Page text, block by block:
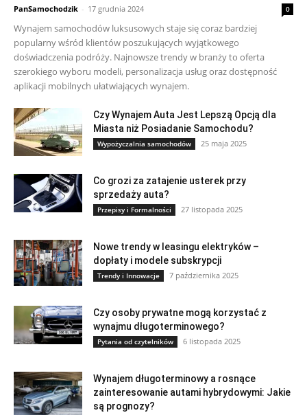
PanSamochodzik - 17 grudnia 2024 0
Wynajem samochodów luksusowych staje się coraz bardziej
popularny wśród klientów poszukujących wyjątkowego
doświadczenia podróży. Najnowsze trendy w branży to oferta
szerokiego wyboru modeli, personalizacja usług oraz dostępność
aplikacji mobilnych ułatwiających wynajem.
Czy Wynajem Auta Jest Lepszą Opcją dla
Miasta niż Posiadanie Samochodu?
Wypożyczalnia samochodów 25 maja 2025
Co grozi za zatajenie usterek przy
sprzedaży auta?
Przepisy i Formalności 27 listopada 2025
Nowe trendy w leasingu elektryków –
dopłaty i modele subskrypcji
Trendy i Innowacje 7 października 2025
Czy osoby prywatne mogą korzystać z
wynajmu długoterminowego?
Pytania od czytelników 6 listopada 2025
Wynajem długoterminowy a rosnące
zainteresowanie autami hybrydowymi: Jakie
są prognozy?